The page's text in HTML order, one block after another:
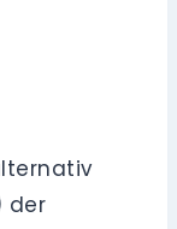
der